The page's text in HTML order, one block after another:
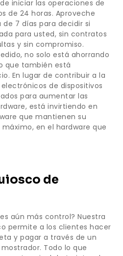
iniciar las operaciones de
de 24 horas. Aproveche
7 días para decidir si
para usted, sin contratos
y sin compromiso.
no solo está ahorrando
que también está
En lugar de contribuir a la
de dispositivos
para aumentar las
está invirtiendo en
que mantienen su
en el hardware que
de
aún más control? Nuestra
permite a los clientes hacer
y pagar a través de un
Todo lo que